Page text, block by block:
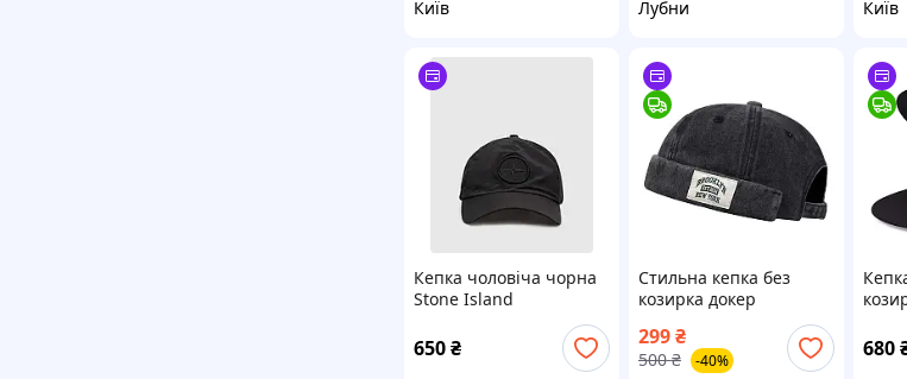
Київ
Лубни
Київ
Кепка чоловіча чорна
Stone Island
650₴
Стильна кепка без
козирка докер
299₴
500 ₴ -40% 680